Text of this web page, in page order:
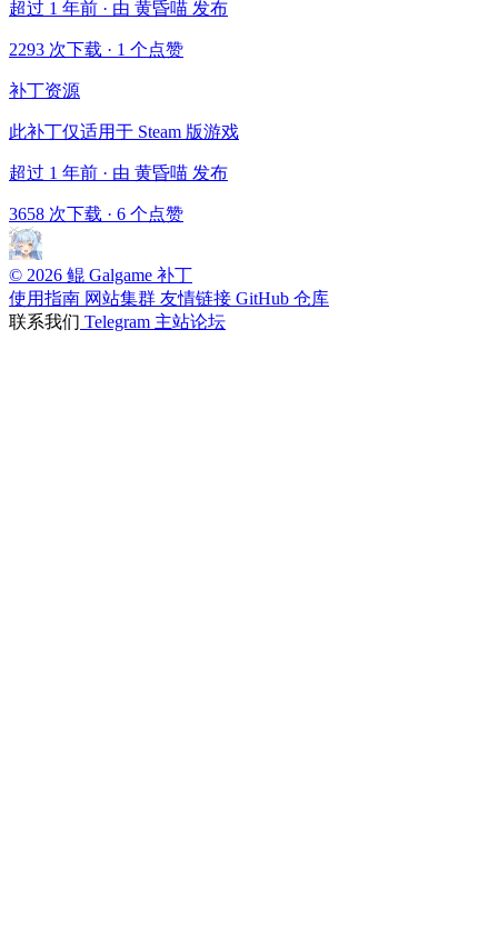
超过 1 年前 · 由 黄昏喵 发布
2293 次下载 · 1 个点赞
补丁资源
此补丁仅适用于 Steam 版游戏
超过 1 年前 · 由 黄昏喵 发布
3658 次下载 · 6 个点赞
© 2026 鲲 Galgame 补丁
使用指南 网站集群 友情链接 GitHub 仓库
联系我们 Telegram 主站论坛